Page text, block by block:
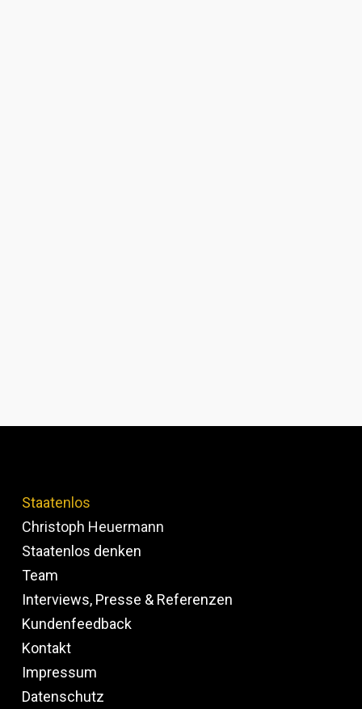
Staatenlos
Christoph Heuermann
Staatenlos denken
Team
Interviews, Presse & Referenzen
Kundenfeedback
Kontakt
Impressum
Datenschutz